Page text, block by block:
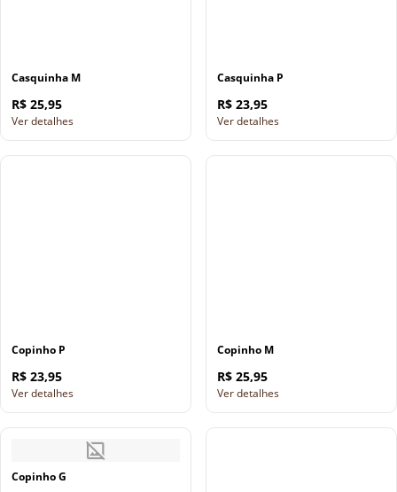
Casquinha M
R$ 25,95
Ver detalhes
Casquinha P
R$ 23,95
Ver detalhes
Copinho P
R$ 23,95
Ver detalhes
Copinho M
R$ 25,95
Ver detalhes
Copinho G